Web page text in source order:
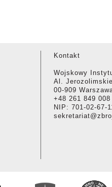
Kontakt
Wojskowy
Al.
00-909
+48 261 849 008
NIP: 701-02-67-